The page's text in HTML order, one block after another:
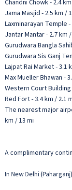
Chandni Chowk - 2.4
Jama Masjid - 2.5 km /
Laxminarayan Temple
Jantar Mantar - 2.7 km
Gurudwara Bangla
Gurudwara Sis Ganj
Lajpat Rai Market - 3.1
Max Mueller Bhawan -
Western Court Building
Red Fort - 3.4 km / 2.1
The nearest major
km / 13 mi
A complimentary
In New Delhi (Paharganj)